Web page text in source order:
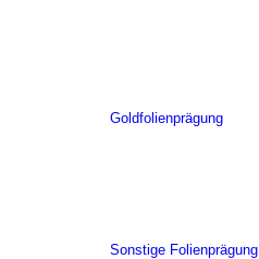
Goldfolienprägung
Sonstige Folienprägung